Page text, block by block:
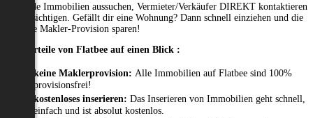
Passende Immobilien aussuchen, Vermieter/Verkäufer DIREKT kontaktieren
und besichtigen. Gefällt dir eine Wohnung? Dann schnell einziehen und die
gesamte Makler-Provision sparen!
Die Vorteile von Flatbee auf einen Blick :
keine Maklerprovision: Alle Immobilien auf Flatbee sind 100%
provisionsfrei!
kostenloses inserieren: Das Inserieren von Immobilien geht schnell,
einfach und ist absolut kostenlos.